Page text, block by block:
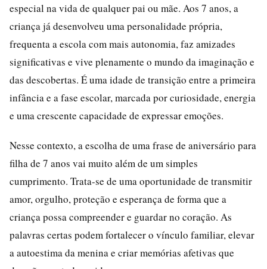
especial na vida de qualquer pai ou mãe. Aos 7 anos, a
criança já desenvolveu uma personalidade própria,
frequenta a escola com mais autonomia, faz amizades
significativas e vive plenamente o mundo da imaginação e
das descobertas. É uma idade de transição entre a primeira
infância e a fase escolar, marcada por curiosidade, energia
e uma crescente capacidade de expressar emoções.
Nesse contexto, a escolha de uma frase de aniversário para
filha de 7 anos vai muito além de um simples
cumprimento. Trata-se de uma oportunidade de transmitir
amor, orgulho, proteção e esperança de forma que a
criança possa compreender e guardar no coração. As
palavras certas podem fortalecer o vínculo familiar, elevar
a autoestima da menina e criar memórias afetivas que